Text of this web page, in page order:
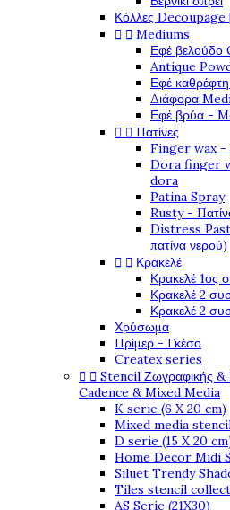
Κόλλες Decoupage |
  Mediums
Εφέ βελούδο
Antique
Εφέ
Διάφορα
Εφέ βρύα -
  Πατίνες
Finger wax -
Dora finger
dora
Patina Spray
Rusty -
Distress
πατίνα νερού)
  Κρακελέ
Κρακελέ 1ος
Κρακελέ 2
Κρακελέ 2
Χρύσωμα
Πρίμερ - Γκέσο
Createx series
  Stencil Ζωγραφικής &
Cadence & Mixed Media
K serie (6 X 20 cm)
Mixed media
D serie (15 X 20
Home Decor Midi
Siluet Trendy
Tiles stencil
AS Serie (21X30)